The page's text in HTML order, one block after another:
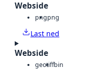
Webside
pngpng
Last ned
Webside
geotiffbin